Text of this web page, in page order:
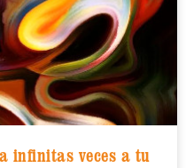
infinitas veces a tu